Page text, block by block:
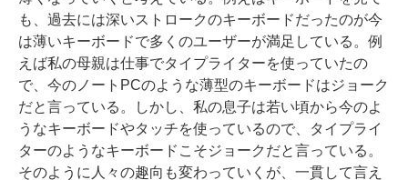
も、過去には深いストロークのキーボードだったのが今
は薄いキーボードで多くのユーザーが満足している。例
えば私の母親は仕事でタイプライターを使っていたの
で、今のノートPCのような薄型のキーボードはジョーク
だと言っている。しかし、私の息子は若い頃から今のよ
うなキーボードやタッチを使っているので、タイプライ
ターのようなキーボードこそジョークだと言っている。
そのように人々の趣向も変わっていくが、一貫して言え